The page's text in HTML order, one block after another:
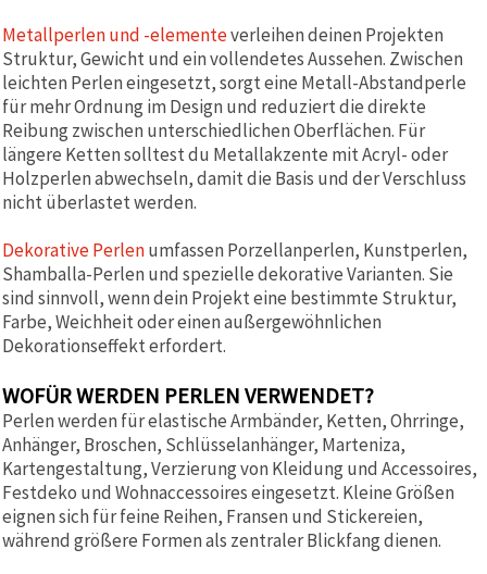
Metallperlen und -elementeverleihen deinen Projekten
Struktur, Gewicht und ein vollendetes Aussehen. Zwischen
leichten Perlen eingesetzt, sorgt eine Metall-Abstandperle
für mehr Ordnung im Design und reduziert die direkte
Reibung zwischen unterschiedlichen Oberflächen. Für
längere Ketten solltest du Metallakzente mit Acryl- oder
Holzperlen abwechseln, damit die Basis und der Verschluss
nicht überlastet werden.
Dekorative Perlenumfassen Porzellanperlen, Kunstperlen,
Shamballa-Perlen und spezielle dekorative Varianten. Sie
sind sinnvoll, wenn dein Projekt eine bestimmte Struktur,
Farbe, Weichheit oder einen außergewöhnlichen
Dekorationseffekt erfordert.
WOFÜR WERDEN PERLEN VERWENDET?
Perlen werden für elastische Armbänder, Ketten, Ohrringe,
Anhänger, Broschen, Schlüsselanhänger, Marteniza,
Kartengestaltung, Verzierung von Kleidung und Accessoires,
Festdeko und Wohnaccessoires eingesetzt. Kleine Größen
eignen sich für feine Reihen, Fransen und Stickereien,
während größere Formen als zentraler Blickfang dienen.